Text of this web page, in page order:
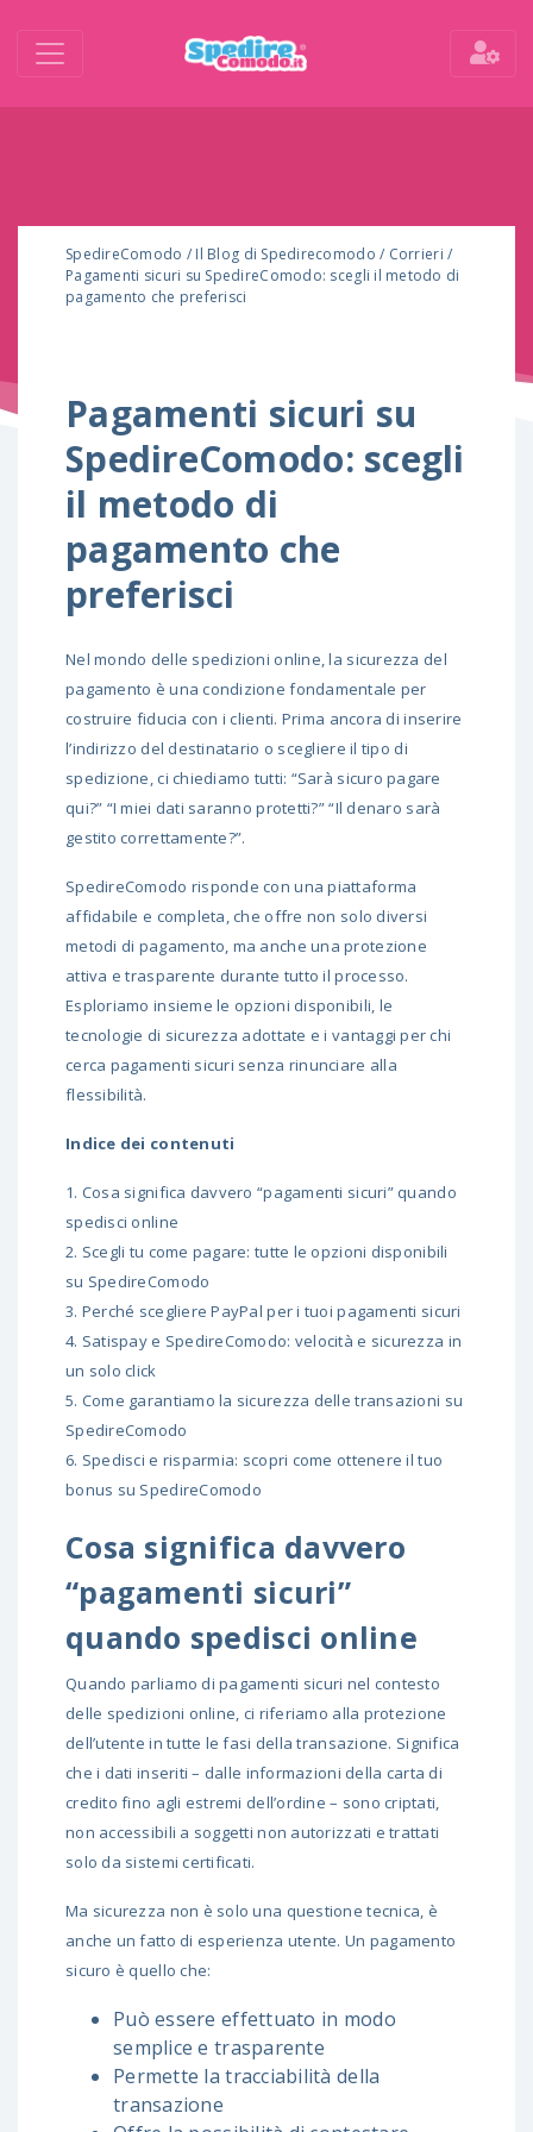
SpedireComodo / Il Blog di Spedirecomodo / Corrieri /
Pagamenti sicuri su SpedireComodo: scegli il metodo di
pagamento che preferisci
Pagamenti sicuri su
SpedireComodo: scegli
il metodo di
pagamento che
preferisci
Nel mondo delle spedizioni online, la sicurezza del
pagamento è una condizione fondamentale per
costruire fiducia con i clienti. Prima ancora di inserire
l’indirizzo del destinatario o scegliere il tipo di
spedizione, ci chiediamo tutti: “Sarà sicuro pagare
qui?” “I miei dati saranno protetti?” “Il denaro sarà
gestito correttamente?”.
SpedireComodo risponde con una piattaforma
affidabile e completa, che offre non solo diversi
metodi di pagamento, ma anche una protezione
attiva e trasparente durante tutto il processo.
Esploriamo insieme le opzioni disponibili, le
tecnologie di sicurezza adottate e i vantaggi per chi
cerca pagamenti sicuri senza rinunciare alla
flessibilità.
Indice dei contenuti
1. Cosa significa davvero “pagamenti sicuri” quando
spedisci online
2. Scegli tu come pagare: tutte le opzioni disponibili
su SpedireComodo
3. Perché scegliere PayPal per i tuoi pagamenti sicuri
4. Satispay e SpedireComodo: velocità e sicurezza in
un solo click
5. Come garantiamo la sicurezza delle transazioni su
SpedireComodo
6. Spedisci e risparmia: scopri come ottenere il tuo
bonus su SpedireComodo
Cosa significa davvero
“pagamenti sicuri”
quando spedisci online
Quando parliamo di pagamenti sicuri nel contesto
delle spedizioni online, ci riferiamo alla protezione
dell’utente in tutte le fasi della transazione. Significa
che i dati inseriti – dalle informazioni della carta di
credito fino agli estremi dell’ordine – sono criptati,
non accessibili a soggetti non autorizzati e trattati
solo da sistemi certificati.
Ma sicurezza non è solo una questione tecnica, è
anche un fatto di esperienza utente. Un pagamento
sicuro è quello che:
Può essere effettuato in modo
semplice e trasparente
Permette la tracciabilità della
transazione